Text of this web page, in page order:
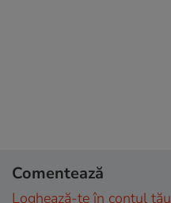
Comentează
Loghează-te în contul tău